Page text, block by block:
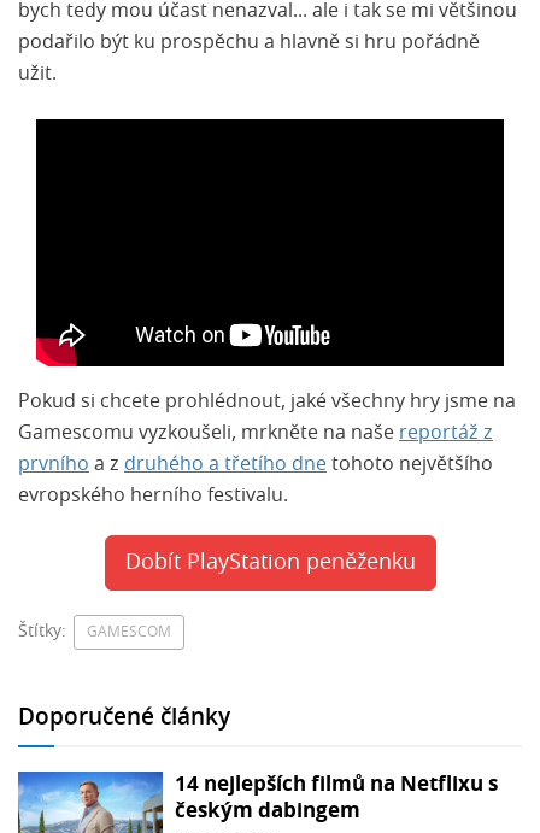
bych tedy mou účast nenazval... ale i tak se mi většinou
podařilo být ku prospěchu a hlavně si hru pořádně
užit.
Pokud si chcete prohlédnout, jaké všechny hry jsme na
Gamescomu vyzkoušeli, mrkněte na naše reportáž z
prvního a z druhého a třetího dne tohoto největšího
evropského herního festivalu.
Dobít PlayStation peněženku
Štítky: GAMESCOM
Doporučené články
14 nejlepších filmů na Netflixu s
českým dabingem